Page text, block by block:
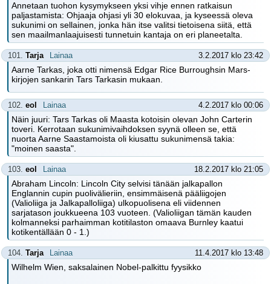
Annetaan tuohon kysymykseen yksi vihje ennen ratkaisun
paljastamista: Ohjaaja ohjasi yli 30 elokuvaa, ja kyseessä oleva
sukunimi on sellainen, jonka hän itse valitsi tietoisena siitä, että
sen maailmanlaajuisesti tunnetuin kantaja on eri planeetalta.
101. Tarja Lainaa 3.2.2017 klo 23:42
Aarne Tarkas, joka otti nimensä Edgar Rice Burroughsin Mars-
kirjojen sankarin Tars Tarkasin mukaan.
102. eol Lainaa 4.2.2017 klo 00:06
Näin juuri: Tars Tarkas oli Maasta kotoisin olevan John Carterin
toveri. Kerrotaan sukunimivaihdoksen syynä olleen se, että
nuorta Aarne Saastamoista oli kiusattu sukunimensä takia:
"moinen saasta".
103. eol Lainaa 18.2.2017 klo 21:05
Abraham Lincoln: Lincoln City selvisi tänään jalkapallon
Englannin cupin puolivälieriin, ensimmäisenä pääliigojen
(Valioliiga ja Jalkapalloliiga) ulkopuolisena eli viidennen
sarjatason joukkueena 103 vuoteen. (Valioliigan tämän kauden
kolmanneksi parhaimman kotitilaston omaava Burnley kaatui
kotikentällään 0 - 1.)
104. Tarja Lainaa 11.4.2017 klo 13:48
Wilhelm Wien, saksalainen Nobel-palkittu fyysikko